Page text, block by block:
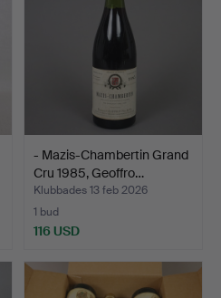
- Mazis-Chambertin Grand
Cru 1985, Geoffro…
Klubbades 13 feb 2026
1 bud
116 USD